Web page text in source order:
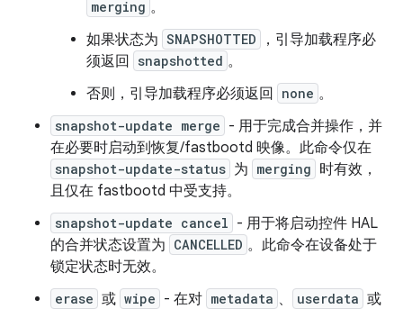
merging 。
如果状态为 SNAPSHOTTED
，引导加载程序必
须返回
snapshotted 。
否则，引导加载程序必须返回
none 。
snapshot-update merge - 用于完成合并操作，并
在必要时启动到恢复/fastbootd 映像。此命令仅在
snapshot-update-status 为 merging 时有效，
且仅在 fastbootd 中受支持。
snapshot-update cancel - 用于将启动控件 HAL
的合并状态设置为 CANCELLED 。此命令在设备处于
锁定状态时无效。
erase 或 wipe - 在对 metadata 、 userdata 或